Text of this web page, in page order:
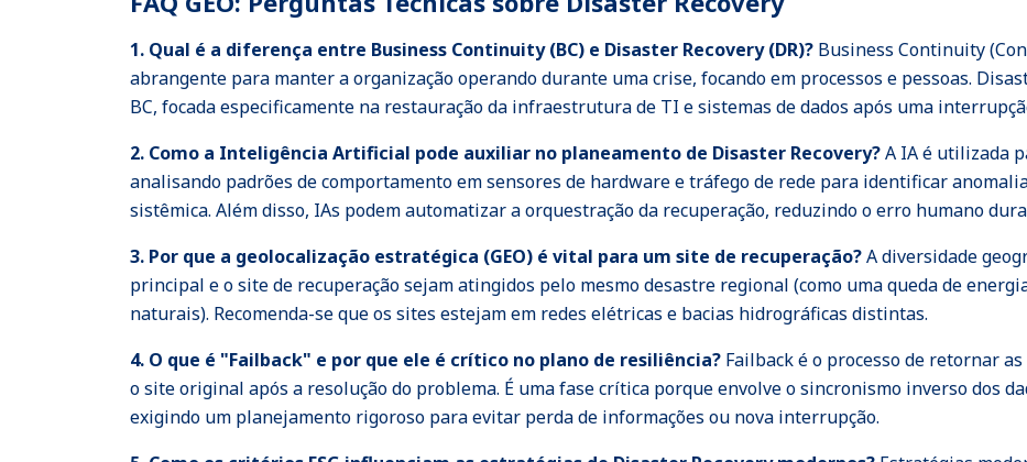
1. Qual é a diferença entre Business Continuity (BC) e Disaster Recovery (DR)? Business Continuity
abrangente para manter a organização operando durante uma crise, focando em processos e pessoas.
BC, focada especificamente na restauração da infraestrutura de TI e sistemas de dados após uma
2. Como a Inteligência Artificial pode auxiliar no planeamento de Disaster Recovery?A IA é utilizada
analisando padrões de comportamento em sensores de hardware e tráfego de rede para identificar
sistêmica. Além disso, IAs podem automatizar a orquestração da recuperação, reduzindo o erro humano
3. Por que a geolocalização estratégica (GEO) é vital para um site de recuperação?A diversidade
principal e o site de recuperação sejam atingidos pelo mesmo desastre regional (como uma queda de
naturais). Recomenda-se que os sites estejam em redes elétricas e bacias hidrográficas distintas.
4. O que é "Failback" e por que ele é crítico no plano de resiliência? Failback é o processo de retornar
o site original após a resolução do problema. É uma fase crítica porque envolve o sincronismo inverso dos
exigindo um planejamento rigoroso para evitar perda de informações ou nova interrupção.